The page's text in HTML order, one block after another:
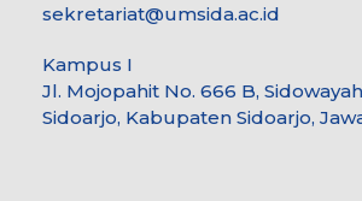
sekretariat@umsida.ac.id
Kampus I
Jl. Mojopahit No. 666 B,
Sidoarjo, Kabupaten Sidoarjo,